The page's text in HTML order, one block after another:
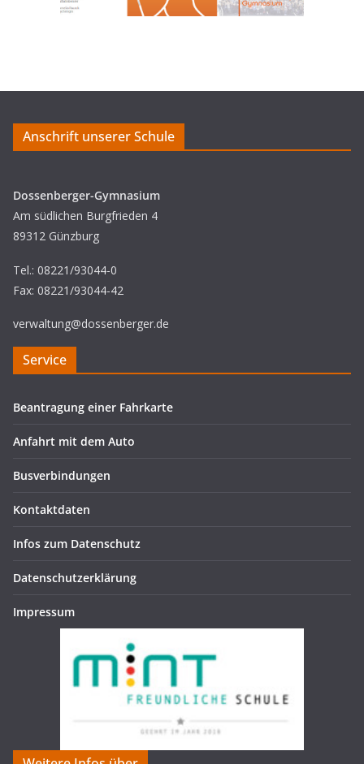
Anschrift unserer Schule
Dossenberger-Gymnasium
Am südlichen Burgfrieden 4
89312 Günzburg
Tel.: 08221/93044-0
Fax: 08221/93044-42
verwaltung@dossenberger.de
Service
Beantragung einer Fahrkarte
Anfahrt mit dem Auto
Busverbindungen
Kontaktdaten
Infos zum Datenschutz
Datenschutzerklärung
Impressum